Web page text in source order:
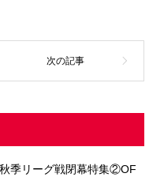
秋季リーグ戦閉幕特集②OF